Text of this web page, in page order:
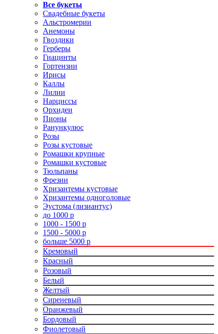
Все букеты
Свадебные букеты
Альстромерии
Анемоны
Гвоздики
Герберы
Гиацинты
Гортензии
Ирисы
Каллы
Лилии
Нарциссы
Орхидеи
Пионы
Ранункулюс
Розы
Розы кустовые
Ромашки крупные
Ромашки кустовые
Тюльпаны
Фрезии
Хризантемы кустовые
Хризантемы одноголовые
Эустома (лизиантус)
до 1000 р
1000 - 1500 р
1500 - 5000 р
больше 5000 р
Кремовый
Красный
Розовый
Белый
Желтый
Сиреневый
Оранжевый
Бордовый
Фиолетовый